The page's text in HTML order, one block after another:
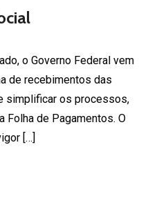
o Governo Federal vem
de recebimentos das
simplificar os processos,
Folha de Pagamentos. O
[…]